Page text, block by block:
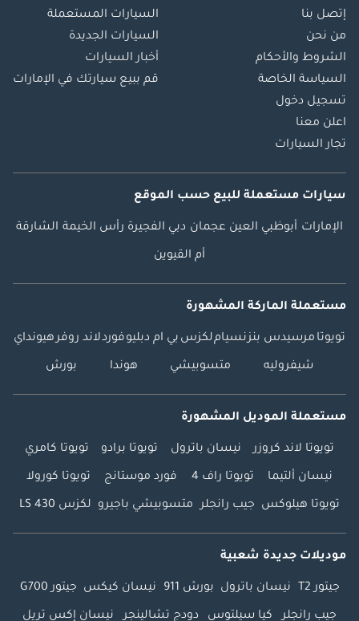
إتصل بنا
من نحن
الشروط والأحكام
السياسة الخاصة
تسجيل دخول
اعلن معنا
تجار السيارات
السيارات المستعملة
السيارات الجديدة
أخبار السيارات
قم ببيع سيارتك في الإمارات
سيارات مستعملة للبيع حسب الموقع
الإمارات أبوظبي العين عجمان دبي الفجيرة رأس الخيمة الشارقة
أم القيوين
مستعملة الماركة المشهورة
تويوتا مرسيدس بنزنسياملكزس بي ام دبليوفوردلاند روفرهيونداي
شيفروليه متسوبيشي هوندا بورش
مستعملة الموديل المشهورة
تويوتا لاند كروزر نيسان باترول تويوتا برادو تويوتا كامري
نيسان ألتيما تويوتا راف 4 فورد موستانج تويوتا كورولا
تويوتا هيلوكس جيب رانجلر متسوبيشي باجيرو لكزس LS 430
موديلات جديدة شعبية
جيتور T2 نيسان باترول بورش 911 نيسان كيكس جيتور G700
جيب رانجلر كيا سيلتوس دودج تشالينجر نيسان إكس تريل